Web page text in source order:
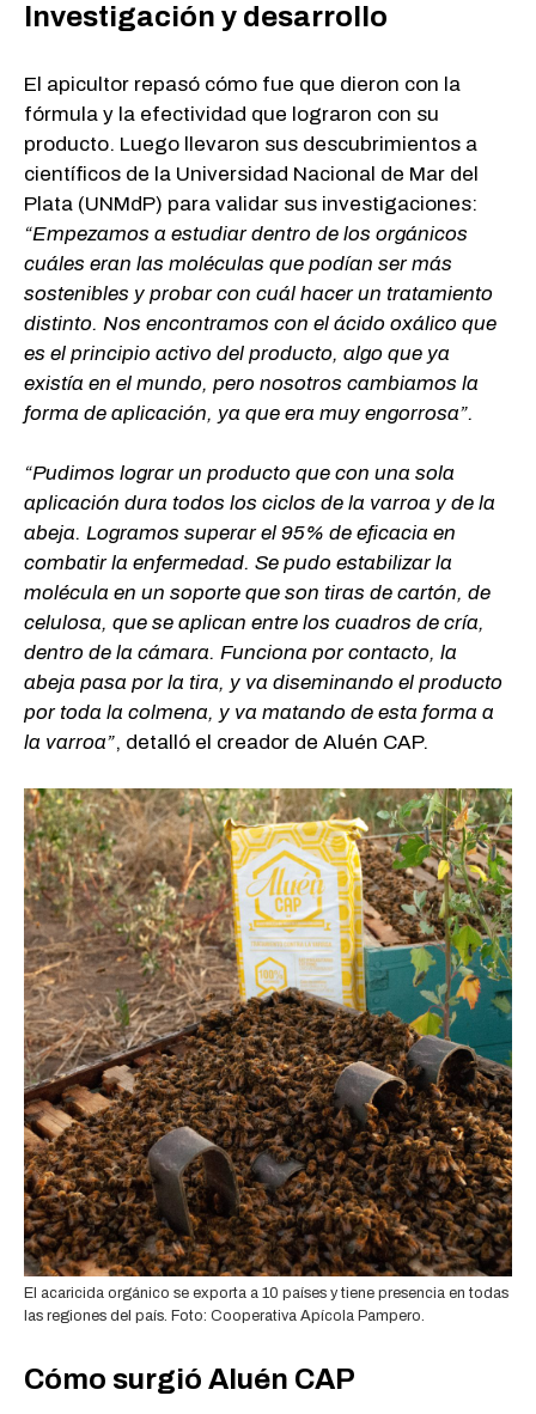
Investigación y desarrollo
El apicultor repasó cómo fue que dieron con la
fórmula y la efectividad que lograron con su
producto. Luego llevaron sus descubrimientos a
científicos de la Universidad Nacional de Mar del
Plata (UNMdP) para validar sus investigaciones:
“Empezamos a estudiar dentro de los orgánicos
cuáles eran las moléculas que podían ser más
sostenibles y probar con cuál hacer un tratamiento
distinto. Nos encontramos con el ácido oxálico que
es el principio activo del producto, algo que ya
existía en el mundo, pero nosotros cambiamos la
forma de aplicación, ya que era muy engorrosa”.
“Pudimos lograr un producto que con una sola
aplicación dura todos los ciclos de la varroa y de la
abeja. Logramos superar el 95% de eficacia en
combatir la enfermedad. Se pudo estabilizar la
molécula en un soporte que son tiras de cartón, de
celulosa, que se aplican entre los cuadros de cría,
dentro de la cámara. Funciona por contacto, la
abeja pasa por la tira, y va diseminando el producto
por toda la colmena, y va matando de esta forma a
la varroa”, detalló el creador de Aluén CAP.
El acaricida orgánico se exporta a 10 países y tiene presencia en todas
las regiones del país. Foto: Cooperativa Apícola Pampero.
Cómo surgió Aluén CAP